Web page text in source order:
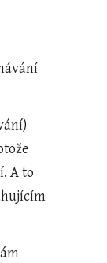
A to